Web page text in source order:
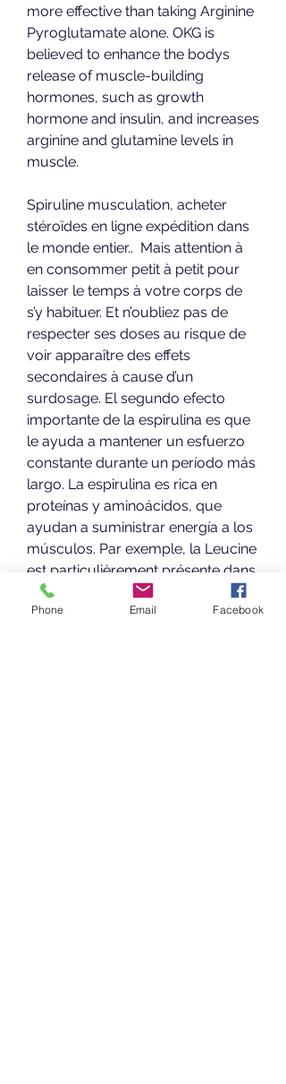
more effective than taking Arginine
Pyroglutamate alone. OKG is
believed to enhance the bodys
release of muscle-building
hormones, such as growth
hormone and insulin, and increases
arginine and glutamine levels in
muscle.
Spiruline musculation, acheter
stéroïdes en ligne expédition dans
le monde entier..  Mais attention à
en consommer petit à petit pour
laisser le temps à votre corps de
s’y habituer. Et n’oubliez pas de
respecter ses doses au risque de
voir apparaître des effets
secondaires à cause d’un
surdosage. El segundo efecto
importante de la espirulina es que
le ayuda a mantener un esfuerzo
constante durante un período más
largo. La espirulina es rica en
proteínas y aminoácidos, que
ayudan a suministrar energía a los
músculos. Par exemple, la Leucine
est particulièrement présente dans
la Spiruline ! Les bienfaits des
BCAA en musculation Les
Phone Email Facebook